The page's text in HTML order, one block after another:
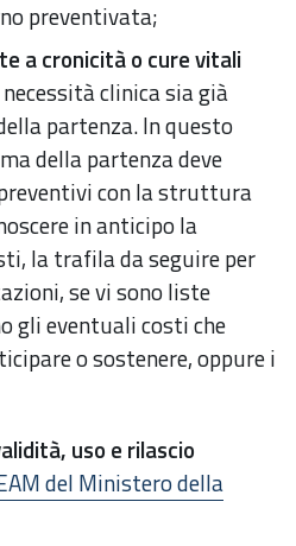
preventivata;
a cronicità o cure vitali
clinica sia già
partenza. In questo
della partenza deve
con la struttura
in anticipo la
la trafila da seguire per
se vi sono liste
gli eventuali costi che
o sostenere, oppure i
uso e rilascio
del Ministero della